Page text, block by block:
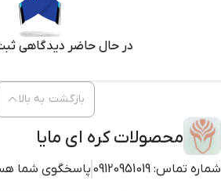
می‌شود و به دلیل خواص انرژی‌بخش و کمک به
توجه است. بنابراین حضور این ماده در
شاداب‌تر دیده شدن ناحیه اطراف چشم کمک کند.
سرحال‌تر و جوان‌تر به نظر برسند.
از طرف دیگر، رتینول یکی از ترکیبات شناخته‌شده
جوانساز پوست است. این ماده معمولاً برای کمک
بهبود بافت پوست مورد استفاده قرار می‌گیرد.
بیوتی آف جوسئون باعث می‌شود این محصول
در حال حاضر دیدگاهی
محصولات کره ای مایا
شماره تماس: 09120951019 پاسخگوی شما
بازگشت به بالا